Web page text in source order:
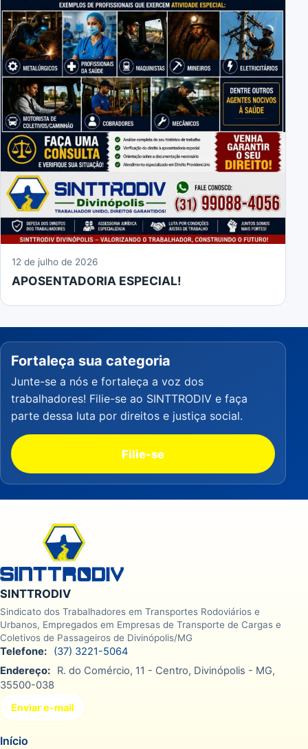
12 de julho de 2026
APOSENTADORIA ESPECIAL!
Fortaleça sua categoria
Junte-se a nós e fortaleça a voz dos
trabalhadores! Filie-se ao SINTTRODIV e faça
parte dessa luta por direitos e justiça social.
Filie-se
SINTTRODIV
Sindicato dos Trabalhadores em Transportes Rodoviários e
Urbanos, Empregados em Empresas de Transporte de Cargas e
Coletivos de Passageiros de Divinópolis/MG
Telefone:
(37) 3221-5064
Endereço:
R. do Comércio, 11 - Centro, Divinópolis - MG,
35500-038
Enviar e-mail
Início